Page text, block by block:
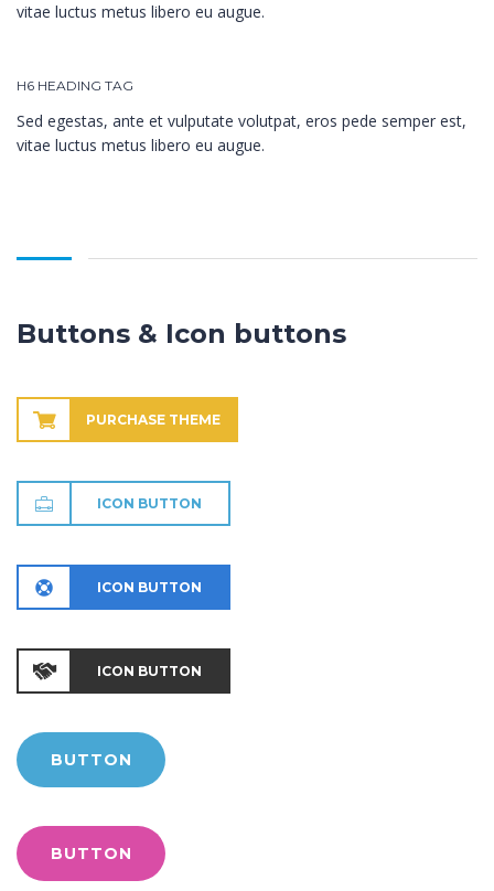
vitae luctus metus libero eu augue.
H6 HEADING TAG
Sed egestas, ante et vulputate volutpat, eros pede semper est,
vitae luctus metus libero eu augue.
Buttons & Icon buttons
PURCHASE THEME
ICON BUTTON
ICON BUTTON
ICON BUTTON
BUTTON
BUTTON